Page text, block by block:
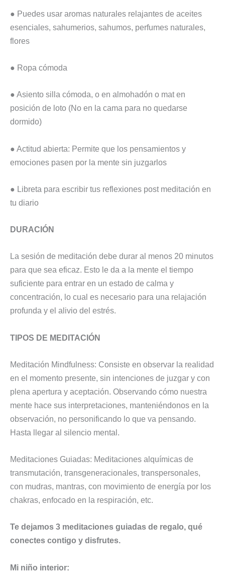
● Puedes usar aromas naturales relajantes de aceites
esenciales, sahumerios, sahumos, perfumes naturales,
flores
● Ropa cómoda
● Asiento silla cómoda, o en almohadón o mat en
posición de loto (No en la cama para no quedarse
dormido)
● Actitud abierta: Permite que los pensamientos y
emociones pasen por la mente sin juzgarlos
● Libreta para escribir tus reflexiones post meditación en
tu diario
DURACIÓN
La sesión de meditación debe durar al menos 20 minutos
para que sea eficaz. Esto le da a la mente el tiempo
suficiente para entrar en un estado de calma y
concentración, lo cual es necesario para una relajación
profunda y el alivio del estrés.
TIPOS DE MEDITACIÓN
Meditación Mindfulness: Consiste en observar la realidad
en el momento presente, sin intenciones de juzgar y con
plena apertura y aceptación. Observando cómo nuestra
mente hace sus interpretaciones, manteniéndonos en la
observación, no personificando lo que va pensando.
Hasta llegar al silencio mental.
Meditaciones Guiadas: Meditaciones alquímicas de
transmutación, transgeneracionales, transpersonales,
con mudras, mantras, con movimiento de energía por los
chakras, enfocado en la respiración, etc.
Te dejamos 3 meditaciones guiadas de regalo, qué
conectes contigo y disfrutes.
Mi niño interior: